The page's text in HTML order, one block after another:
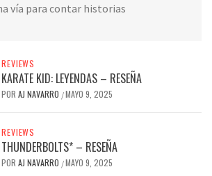
vía para contar historias
REVIEWS
KARATE KID: LEYENDAS – RESEÑA
POR AJ NAVARRO /MAYO 9, 2025
REVIEWS
THUNDERBOLTS* – RESEÑA
POR AJ NAVARRO /MAYO 9, 2025